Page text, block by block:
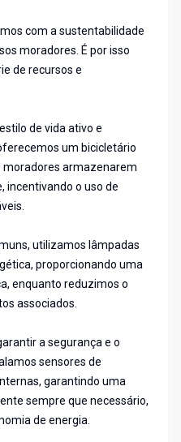
com a sustentabilidade
moradores. É por isso
de recursos e
de vida ativo e
um bicicletário
moradores armazenarem
incentivando o uso de
utilizamos lâmpadas
proporcionando uma
enquanto reduzimos o
associados.
a segurança e o
sensores de
garantindo uma
sempre que necessário,
de energia.